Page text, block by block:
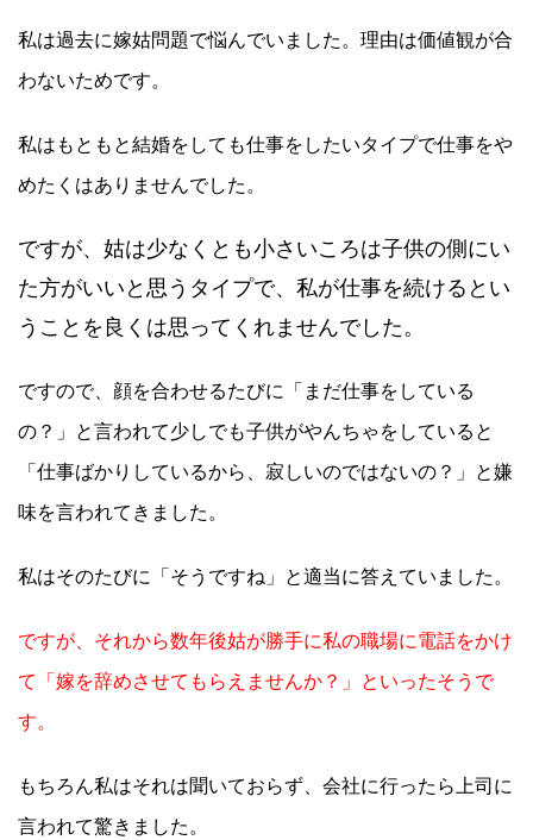
私は過去に嫁姑問題で悩んでいました。理由は価値観が合
わないためです。
私はもともと結婚をしても仕事をしたいタイプで仕事をや
めたくはありませんでした。
ですが、姑は少なくとも小さいころは子供の側にい
た方がいいと思うタイプで、私が仕事を続けるとい
うことを良くは思ってくれませんでした。
ですので、顔を合わせるたびに「まだ仕事をしている
の？」と言われて少しでも子供がやんちゃをしていると
「仕事ばかりしているから、寂しいのではないの？」と嫌
味を言われてきました。
私はそのたびに「そうですね」と適当に答えていました。
ですが、それから数年後姑が勝手に私の職場に電話をかけ
て「嫁を辞めさせてもらえませんか？」といったそうで
す。
もちろん私はそれは聞いておらず、会社に行ったら上司に
言われて驚きました。